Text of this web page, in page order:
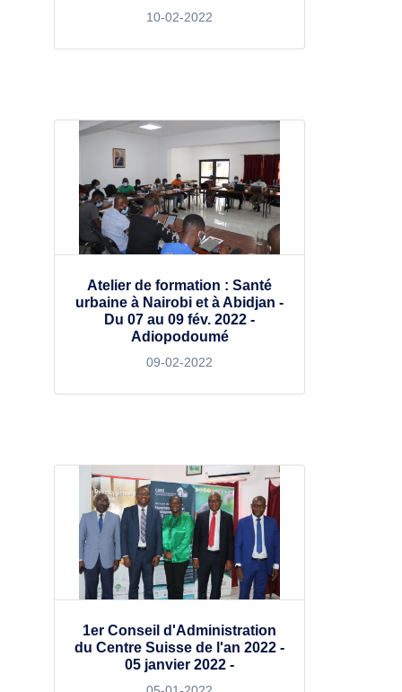
10-02-2022
Atelier de formation : Santé
urbaine à Nairobi et à Abidjan -
Du 07 au 09 fév. 2022 -
Adiopodoumé
09-02-2022
1er Conseil d'Administration
du Centre Suisse de l'an 2022 -
05 janvier 2022 -